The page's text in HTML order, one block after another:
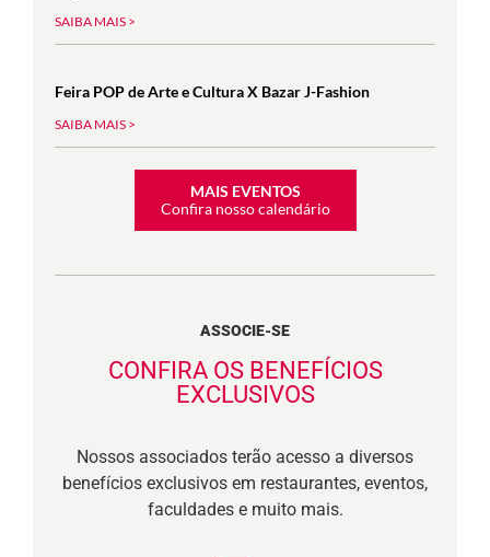
SAIBA MAIS >
Feira POP de Arte e Cultura X Bazar J-Fashion
SAIBA MAIS >
MAIS EVENTOS
Confira nosso calendário
ASSOCIE-SE
CONFIRA OS BENEFÍCIOS
EXCLUSIVOS
Nossos associados terão acesso a diversos
benefícios exclusivos em restaurantes, eventos,
faculdades e muito mais.